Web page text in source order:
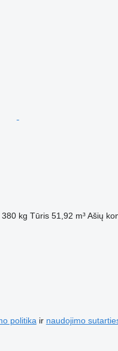
380 kg Tūris 51,92 m³ Ašių
politika ir naudojimo